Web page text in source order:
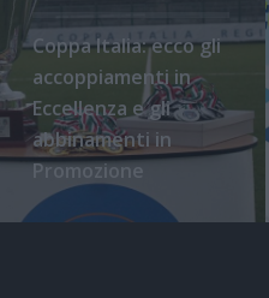
Coppa Italia: ecco gli
accoppiamenti in
Eccellenza e gli
abbinamenti in
Promozione